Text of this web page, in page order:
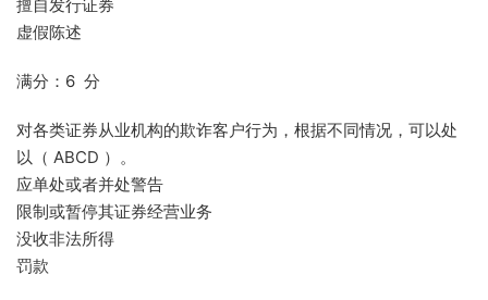
擅自发行证券
虚假陈述
满分：6 分
对各类证券从业机构的欺诈客户行为，根据不同情况，可以处
以（ ABCD ）。
应单处或者并处警告
限制或暂停其证券经营业务
没收非法所得
罚款